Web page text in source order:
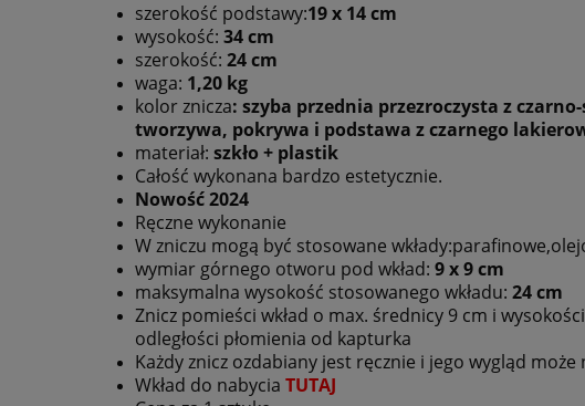
szerokość podstawy:19 x 14 cm
wysokość: 34 cm
szerokość: 24 cm
waga: 1,20 kg
kolor znicza: szyba przednia przezroczysta z
tworzywa, pokrywa i podstawa z czarnego
materiał: szkło + plastik
Całość wykonana bardzo estetycznie.
Nowość 2024
Ręczne wykonanie
W zniczu mogą być stosowane
wymiar górnego otworu pod wkład: 9 x 9 cm
maksymalna wysokość stosowanego wkładu: 24 cm
Znicz pomieści wkład o max. średnicy 9 cm i
odległości płomienia od kapturka
Każdy znicz ozdabiany jest ręcznie i jego wygląd
Wkład do nabycia TUTAJ